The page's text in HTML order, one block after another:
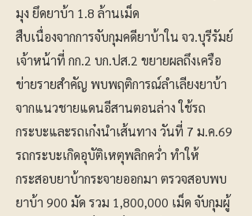
มุง ยึดยาบ้า 1.8 ล้านเม็ด
สืบเนื่องจากการจับกุมคดียาบ้าใน จว.บุรีรัมย์
เจ้าหน้าที่ กก.2 บก.ปส.2 ขยายผลถึงเครือ
ข่ายรายสำคัญ พบพฤติการณ์ลำเลียงยาบ้า
จากแนวชายแดนอีสานตอนล่าง ใช้รถ
กระบะและรถเก๋งนำเส้นทาง วันที่ 7 ม.ค.69
รถกระบะเกิดอุบัติเหตุพลิกคว่ำ ทำให้
กระสอบยาบ้ากระจายออกมา ตรวจสอบพบ
ยาบ้า 900 มัด รวม 1,800,000 เม็ด จับกุมผู้